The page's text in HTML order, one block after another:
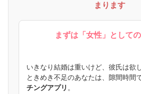
まります
まずは「女性」として
いきなり結婚は重いけど、彼氏は欲し
ときめき不足のあなたは、隙間時間
チングアプリ 。